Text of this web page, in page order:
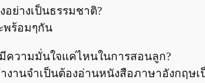
ย่างเป็นธรรมชาติ?
พร้อมๆกัน
ความมั่นใจแค่ไหนในการสอนลูก?
งานจำเป็นต้องอ่านหนังสือภาษาอังกฤษ